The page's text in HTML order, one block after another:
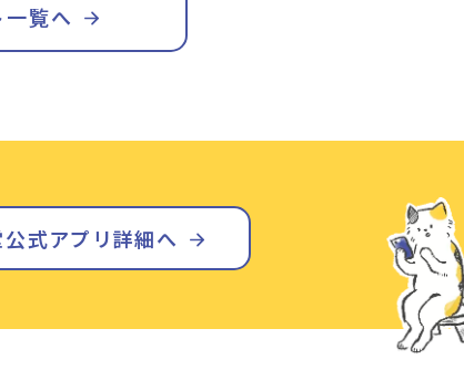
一覧へ
式アプリ詳細へ